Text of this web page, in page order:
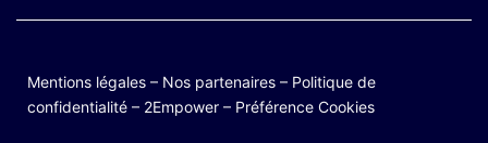
Mentions légales – Nos partenaires – Politique de
confidentialité – 2Empower – Préférence Cookies